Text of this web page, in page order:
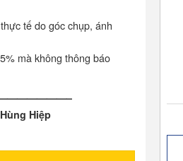
tế do góc chụp, ánh
mà không thông báo
Hiệp